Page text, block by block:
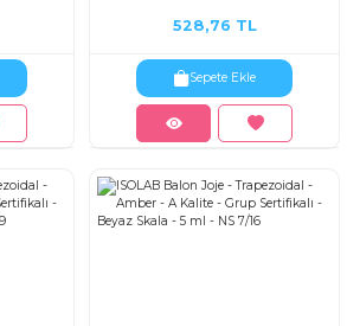
528,76 TL
Sepete Ekle